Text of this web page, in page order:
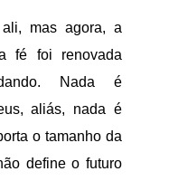
mas agora, a
fé foi renovada
Nada é
aliás, nada é
o tamanho da
define o futuro